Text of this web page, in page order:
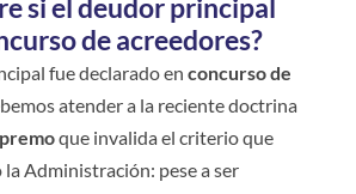
si el deudor principal
de acreedores?
fue declarado en concurso de
atender a la reciente doctrina
que invalida el criterio que
Administración: pese a ser